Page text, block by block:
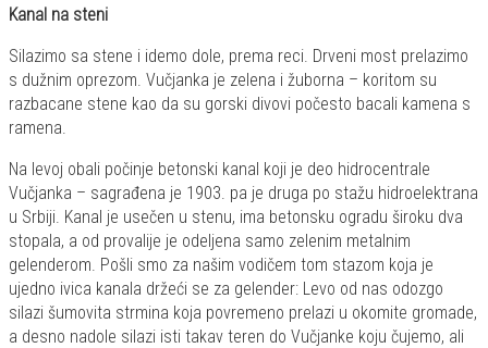
Kanal na steni
Silazimo sa stene i idemo dole, prema reci. Drveni most prelazimo
s dužnim oprezom. Vučjanka je zelena i žuborna – koritom su
razbacane stene kao da su gorski divovi počesto bacali kamena s
ramena.
Na levoj obali počinje betonski kanal koji je deo hidrocentrale
Vučjanka – sagrađena je 1903. pa je druga po stažu hidroelektrana
u Srbiji. Kanal je usečen u stenu, ima betonsku ogradu široku dva
stopala, a od provalije je odeljena samo zelenim metalnim
gelenderom. Pošli smo za našim vodičem tom stazom koja je
ujedno ivica kanala držeći se za gelender: Levo od nas odozgo
silazi šumovita strmina koja povremeno prelazi u okomite gromade,
a desno nadole silazi isti takav teren do Vučjanke koju čujemo, ali